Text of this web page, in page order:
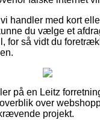
handler med kort
du vælge et
for så vidt du
på en Leitz
over
projekt.